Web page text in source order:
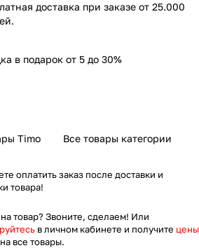
доставка при заказе от 25.000
в подарок от 5 до 30%
Timo Все товары категории
оплатить заказ после доставки и
товара!
товар? Звоните, сделаем! Или
в личном кабинете и получите цены
на все товары.